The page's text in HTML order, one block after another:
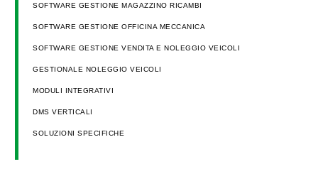
SOFTWARE GESTIONE MAGAZZINO RICAMBI
SOFTWARE GESTIONE OFFICINA MECCANICA
SOFTWARE GESTIONE VENDITA E NOLEGGIO VEICOLI
GESTIONALE NOLEGGIO VEICOLI
MODULI INTEGRATIVI
DMS VERTICALI
SOLUZIONI SPECIFICHE